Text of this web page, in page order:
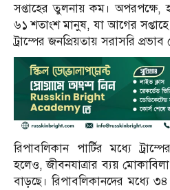
সপ্তাহের তুলনায় কম। অপরপক্ষে,
৬১ শতাংশ মানুষ, যা আগের সপ্তাহে
ট্রাম্পের জনপ্রিয়তায় সরাসরি প্রভাব
রিপাবলিকান পার্টির মধ্যে
হলেও, জীবনযাত্রার ব্যয়
বাড়ছে। রিপাবলিকানদের মধ্যে